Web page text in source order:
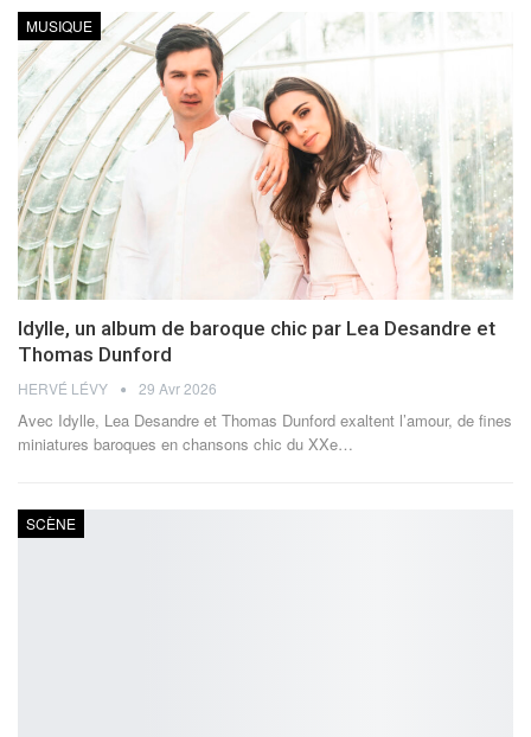
MUSIQUE
Idylle, un album de baroque chic par Lea Desandre et
Thomas Dunford
HERVÉ LÉVY 29 Avr 2026
Avec Idylle, Lea Desandre et Thomas Dunford exaltent l’amour, de fines
miniatures baroques en chansons chic du XXe…
SCÈNE